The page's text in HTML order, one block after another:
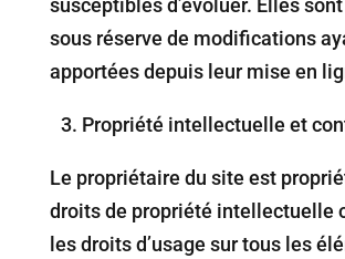
susceptibles d’évoluer. Elles
sous réserve de modifications
apportées depuis leur mise en
3.⁠ ⁠Propriété intellectuelle et
Le propriétaire du site est
droits de propriété intellectuelle
les droits d’usage sur tous les